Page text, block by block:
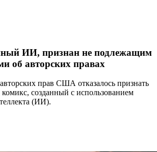
ИИ, признан не подлежащим
об авторских правах
прав США отказалось признать
комикс, созданный с использованием
(ИИ).